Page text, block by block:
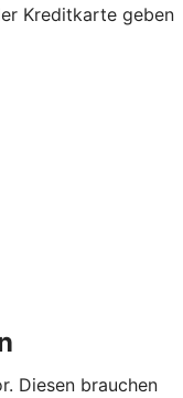
Kreditkarte geben
Diesen brauchen